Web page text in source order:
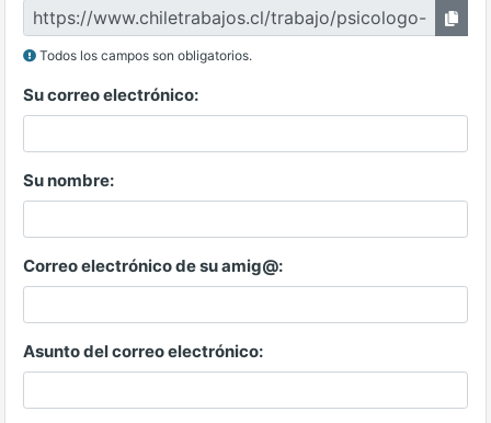
Todos los campos son obligatorios.
Su correo electrónico:
Su nombre:
Correo electrónico de su amig@:
Asunto del correo electrónico: